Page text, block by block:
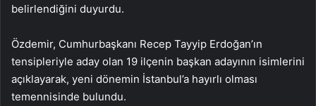
belirlendiğini duyurdu.
Özdemir, Cumhurbaşkanı Recep Tayyip Erdoğan’ın
tensipleriyle aday olan 19 ilçenin başkan adayının isimlerini
açıklayarak, yeni dönemin İstanbul’a hayırlı olması
temennisinde bulundu.